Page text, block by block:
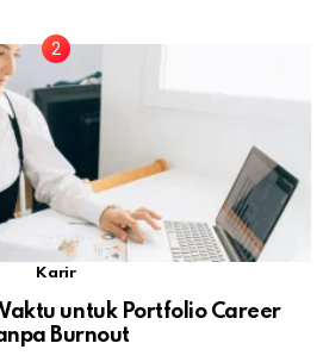
Karir
untuk Portfolio Career
Burnout